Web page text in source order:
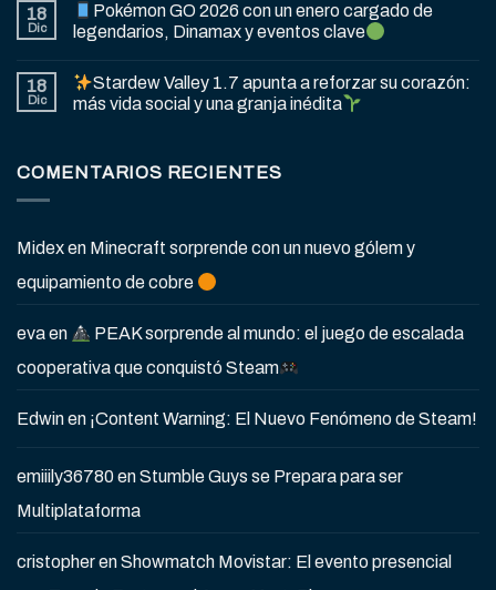
18
Dic
Pokémon GO 2026 con un enero cargado de
legendarios, Dinamax y eventos clave
18
Dic
Stardew Valley 1.7 apunta a reforzar su corazón:
más vida social y una granja inédita
COMENTARIOS RECIENTES
Midexen Minecraft sorprende con un nuevo gólem y
equipamiento de cobre
evaen
PEAK sorprende al mundo: el juego de escalada
cooperativa que conquistó Steam
Edwinen ¡Content Warning: El Nuevo Fenómeno de Steam!
emiiily36780enStumble Guys se Prepara para ser
Multiplataforma
cristopherenShowmatch Movistar: El evento presencial